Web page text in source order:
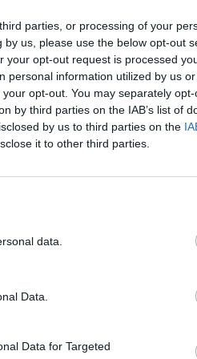
parties, or processing of your
us, please use the below opt-out
your opt-out request is processed
personal information utilized by us
opt-out. You may separately
by third parties on the IAB’s list of
by us to third parties on the
it to other third parties.
data.
Data.
Data for Targeted
sukčiai Lietuvoje veikia be
kliūčių: pastebi ir „Meta“
Žinios Lietuvos diena
Trolių keliamos grėsmės
priemones, kaip su tuo kovoti
„didvyriškumą“ Ukrainoje